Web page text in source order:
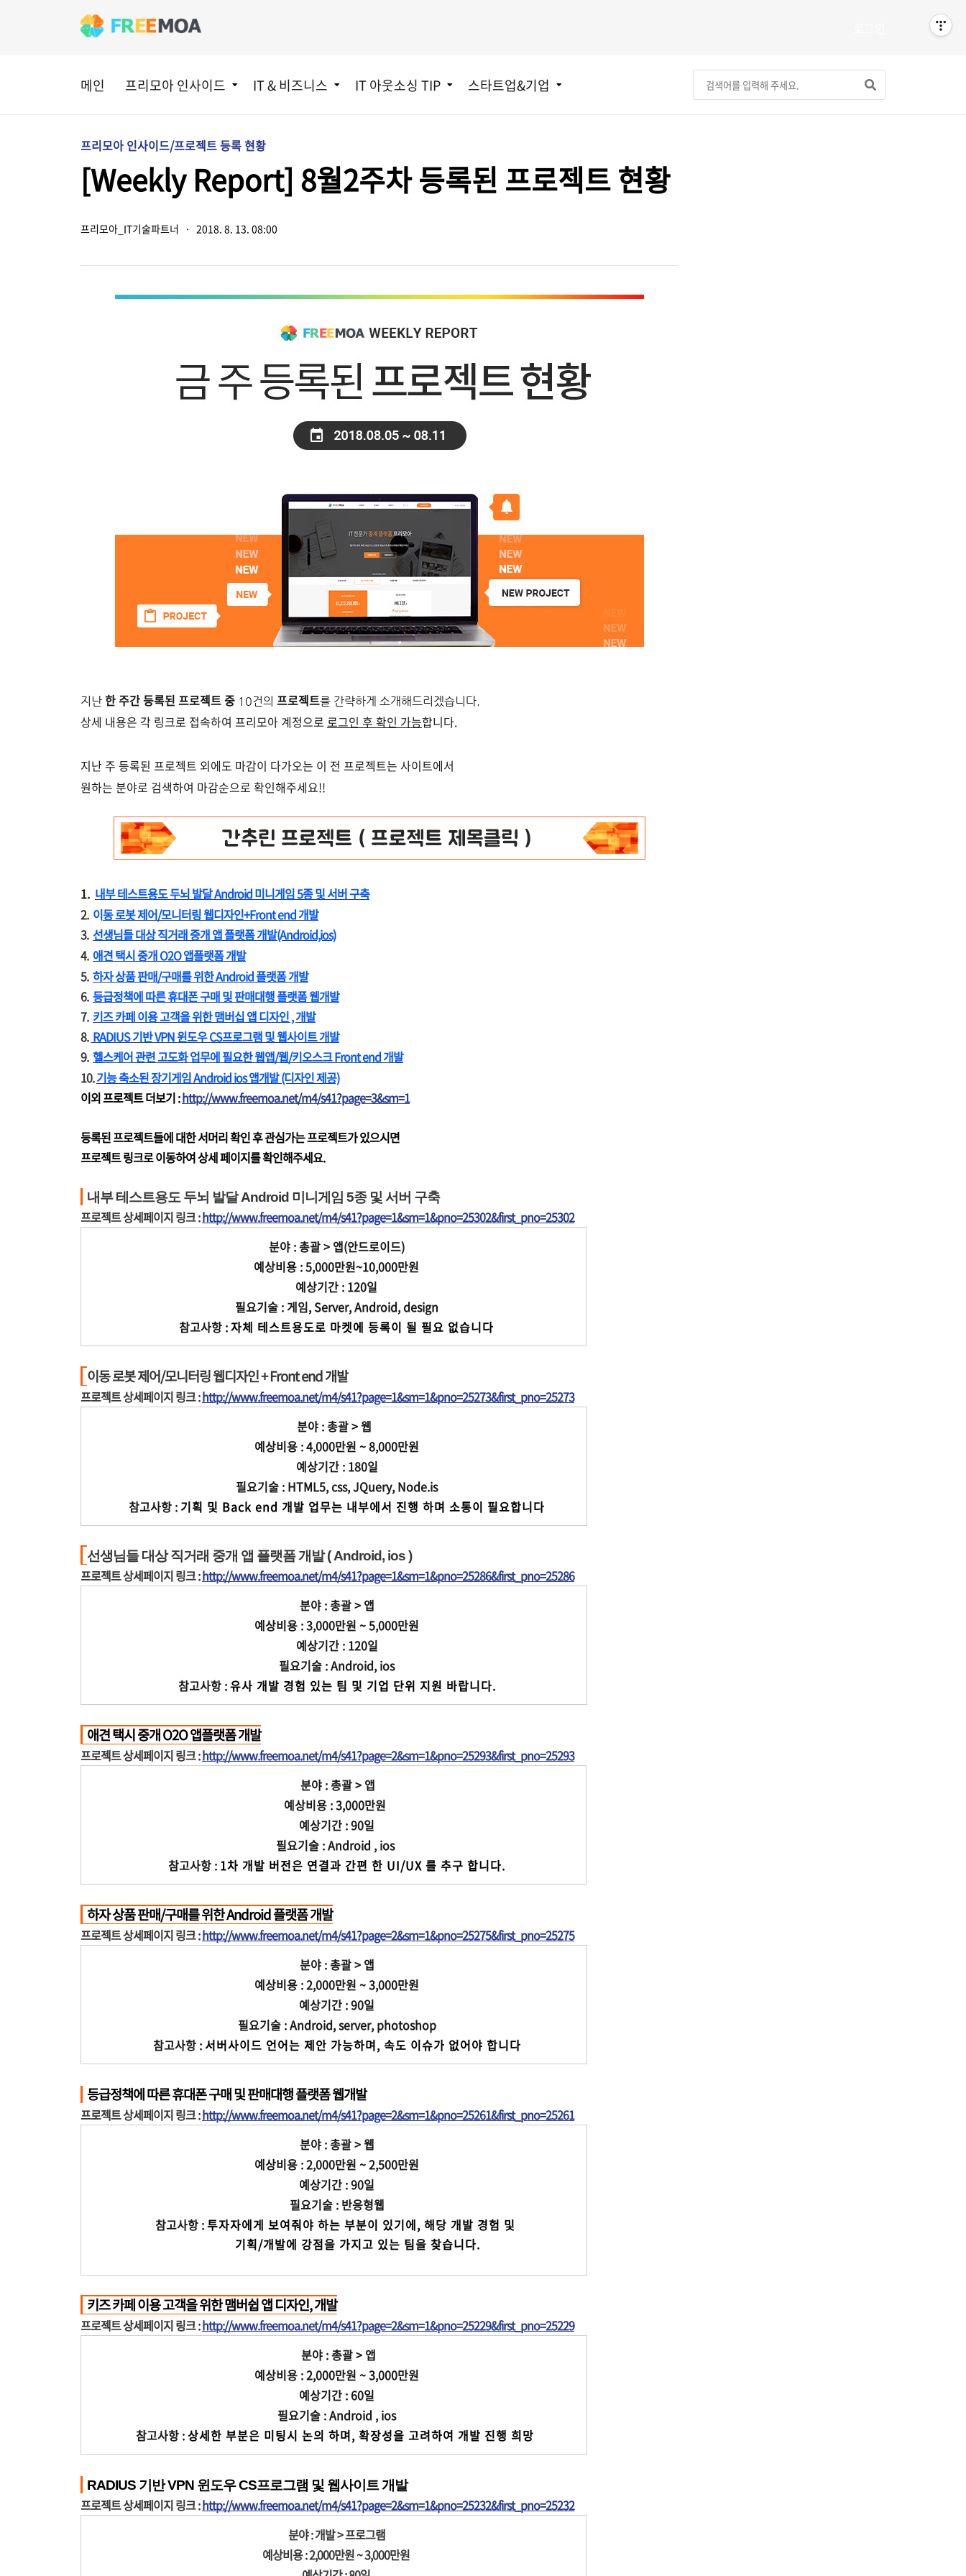
메인 프리모아 인사이드 IT & 비즈니스 IT 아웃소싱 TIP 스타트업&기업
프리모아 인사이드/프로젝트 등록 현황
[Weekly Report] 8월2주차 등록된 프로젝트 현황
프리모아_IT기술파트너 · 2018. 8. 13. 08:00
지난 한 주간 등록된 프로젝트 중 10건의 프로젝트를 간략하게 소개해드리겠습니다.
상세 내용은 각 링크로 접속하여 프리모아 계정으로 로그인 후 확인 가능합니다.
지난 주 등록된 프로젝트 외에도 마감이 다가오는 이 전 프로젝트는 사이트에서
원하는 분야로 검색하여 마감순으로 확인해주세요!!
1. 내부 테스트용도 두뇌 발달 Android 미니게임 5종 및 서버 구축
2. 이동 로봇 제어/모니터링 웹디자인+Front end 개발
3. 선생님들 대상 직거래 중개 앱 플랫폼 개발(Android,ios)
4. 애견 택시 중개 O2O 앱플랫폼 개발
5. 하자 상품 판매/구매를 위한 Android 플랫폼 개발
6. 등급정책에 따른 휴대폰 구매 및 판매대행 플랫폼 웹개발
7. 키즈 카페 이용 고객을 위한 맴버십 앱 디자인 , 개발
8. RADIUS 기반 VPN 윈도우 CS프로그램 및 웹사이트 개발
9. 헬스케어 관련 고도화 업무에 필요한 웹앱/웹/키오스크 Front end 개발
10.기능 축소된 장기게임 Android ios 앱개발 (디자인 제공)
이외 프로젝트 더보기 :http://www.freemoa.net/m4/s41?page=3&sm=1
등록된 프로젝트들에 대한 서머리 확인 후 관심가는 프로젝트가 있으시면
프로젝트 링크로 이동하여 상세 페이지를 확인해주세요.
내부 테스트용도 두뇌 발달 Android 미니게임 5종 및 서버 구축
프로젝트 상세페이지 링크 :http://www.freemoa.net/m4/s41?page=1&sm=1&pno=25302&first_pno=25302
분야 : 총괄 > 앱(안드로이드)
예상비용 : 5,000만원~10,000만원
예상기간 : 120일
필요기술 : 게임, Server, Android, design
참고사항 :자체 테스트용도로 마켓에 등록이 될 필요 없습니다
이동 로봇 제어/모니터링 웹디자인 + Front end 개발
프로젝트 상세페이지 링크 :http://www.freemoa.net/m4/s41?page=1&sm=1&pno=25273&first_pno=25273
분야 : 총괄 > 웹
예상비용 : 4,000만원 ~ 8,000만원
예상기간 : 180일
필요기술 : HTML5, css, JQuery, Node.is
참고사항 : 기획 및 Back end 개발 업무는 내부에서 진행 하며 소통이 필요합니다
선생님들 대상 직거래 중개 앱 플랫폼 개발 ( Android, ios )
프로젝트 상세페이지 링크 :http://www.freemoa.net/m4/s41?page=1&sm=1&pno=25286&first_pno=25286
분야 : 총괄 > 앱
예상비용 : 3,000만원 ~ 5,000만원
예상기간 : 120일
필요기술 : Android, ios
참고사항 :유사 개발 경험 있는 팀 및 기업 단위 지원 바랍니다.
애견 택시 중개 O2O 앱플랫폼 개발
프로젝트 상세페이지 링크 :http://www.freemoa.net/m4/s41?page=2&sm=1&pno=25293&first_pno=25293
분야 : 총괄 > 앱
예상비용 : 3,000만원
예상기간 : 90일
필요기술 : Android , ios
참고사항 : 1차 개발 버전은 연결과 간편 한 UI/UX 를 추구 합니다.
하자 상품 판매/구매를 위한 Android 플랫폼 개발
프로젝트 상세페이지 링크 :http://www.freemoa.net/m4/s41?page=2&sm=1&pno=25275&first_pno=25275
분야 : 총괄 > 앱
예상비용 : 2,000만원 ~ 3,000만원
예상기간 : 90일
필요기술 : Android, server, photoshop
참고사항 : 서버사이드 언어는 제안 가능하며, 속도 이슈가 없어야 합니다
등급정책에 따른 휴대폰 구매 및 판매대행 플랫폼 웹개발
프로젝트 상세페이지 링크 :http://www.freemoa.net/m4/s41?page=2&sm=1&pno=25261&first_pno=25261
분야 : 총괄 > 웹
예상비용 : 2,000만원 ~ 2,500만원
예상기간 : 90일
필요기술 : 반응형웹
참고사항 :투자자에게 보여줘야 하는 부분이 있기에, 해당 개발 경험 및
              기획/개발에 강점을 가지고 있는 팀을 찾습니다.
키즈 카페 이용 고객을 위한 맴버쉽 앱 디자인, 개발
프로젝트 상세페이지 링크 :http://www.freemoa.net/m4/s41?page=2&sm=1&pno=25229&first_pno=25229
분야 : 총괄 > 앱
예상비용 : 2,000만원 ~ 3,000만원
예상기간 : 60일
필요기술 : Android , ios
참고사항 :상세한 부분은 미팅시 논의 하며, 확장성을 고려하여 개발 진행 희망
RADIUS 기반 VPN 윈도우 CS프로그램 및 웹사이트 개발
프로젝트 상세페이지 링크 :http://www.freemoa.net/m4/s41?page=2&sm=1&pno=25232&first_pno=25232
분야 : 개발 > 프로그램
예상비용 : 2,000만원 ~ 3,000만원